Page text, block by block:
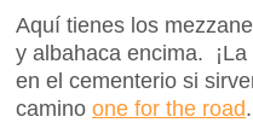
Aquí tienes los
y albahaca encima.
en el cementerio si
camino one for the road.